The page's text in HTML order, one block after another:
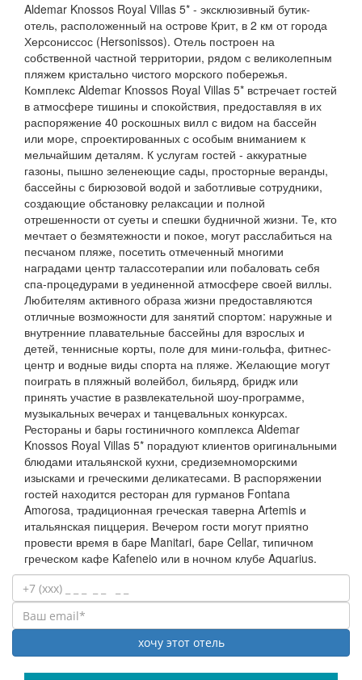
Aldemar Knossos Royal Villas 5* - эксклюзивный бутик-
отель, расположенный на острове Крит, в 2 км от города
Херсониссос (Hersonissos). Отель построен на
собственной частной территории, рядом с великолепным
пляжем кристально чистого морского побережья.
Комплекс Aldemar Knossos Royal Villas 5* встречает гостей
в атмосфере тишины и спокойствия, предоставляя в их
распоряжение 40 роскошных вилл с видом на бассейн
или море, спроектированных с особым вниманием к
мельчайшим деталям. К услугам гостей - аккуратные
газоны, пышно зеленеющие сады, просторные веранды,
бассейны с бирюзовой водой и заботливые сотрудники,
создающие обстановку релаксации и полной
отрешенности от суеты и спешки будничной жизни. Те, кто
мечтает о безмятежности и покое, могут расслабиться на
песчаном пляже, посетить отмеченный многими
наградами центр талассотерапии или побаловать себя
спа-процедурами в уединенной атмосфере своей виллы.
Любителям активного образа жизни предоставляются
отличные возможности для занятий спортом: наружные и
внутренние плавательные бассейны для взрослых и
детей, теннисные корты, поле для мини-гольфа, фитнес-
центр и водные виды спорта на пляже. Желающие могут
поиграть в пляжный волейбол, бильярд, бридж или
принять участие в развлекательной шоу-программе,
музыкальных вечерах и танцевальных конкурсах.
Рестораны и бары гостиничного комплекса Aldemar
Knossos Royal Villas 5* порадуют клиентов оригинальными
блюдами итальянской кухни, средиземноморскими
изысками и греческими деликатесами. В распоряжении
гостей находится ресторан для гурманов Fontana
Amorosa, традиционная греческая таверна Artemis и
итальянская пиццерия. Вечером гости могут приятно
провести время в баре Manitari, баре Cellar, типичном
греческом кафе Kafeneio или в ночном клубе Aquarius.